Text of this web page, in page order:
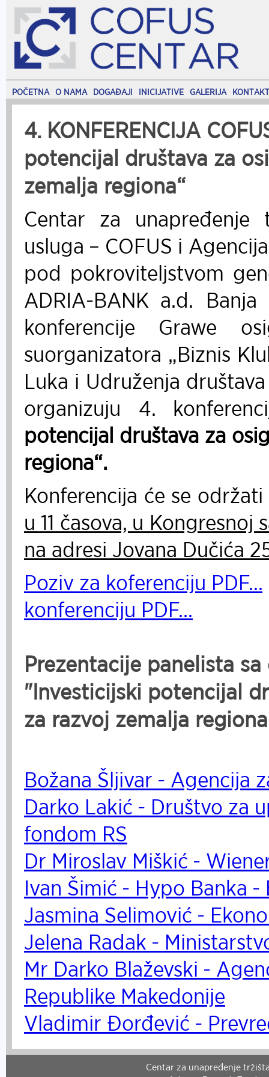
POČETNA O NAMA DOGAĐAJI INICIJATIVE GALERIJA KONTAKT
4. KONFERENCIJA
potencijal društava za
zemalja regiona“
Centar za unapređenje
usluga – COFUS i
pod pokroviteljstvom
ADRIA-BANK a.d.
konferencije Grawe
suorganizatora „Biznis
Luka i Udruženja
organizuju 4.
potencijal društava za
regiona“.
Konferencija će se održati
u 11 časova, u Kongresnoj
na adresi Jovana Dučića
Poziv za koferenciju PDF...
konferenciju PDF...
Prezentacije panelista
"Investicijski potencijal
za razvoj zemalja
Božana Šljivar - Agencija
Darko Lakić - Društvo za
fondom RS
Dr Miroslav Miškić -
Ivan Šimić - Hypo Banka -
Jasmina Selimović -
Jelena Radak -
Mr Darko Blaževski -
Republike Makedonije
Vladimir Đorđević -
Centar za unapređenje